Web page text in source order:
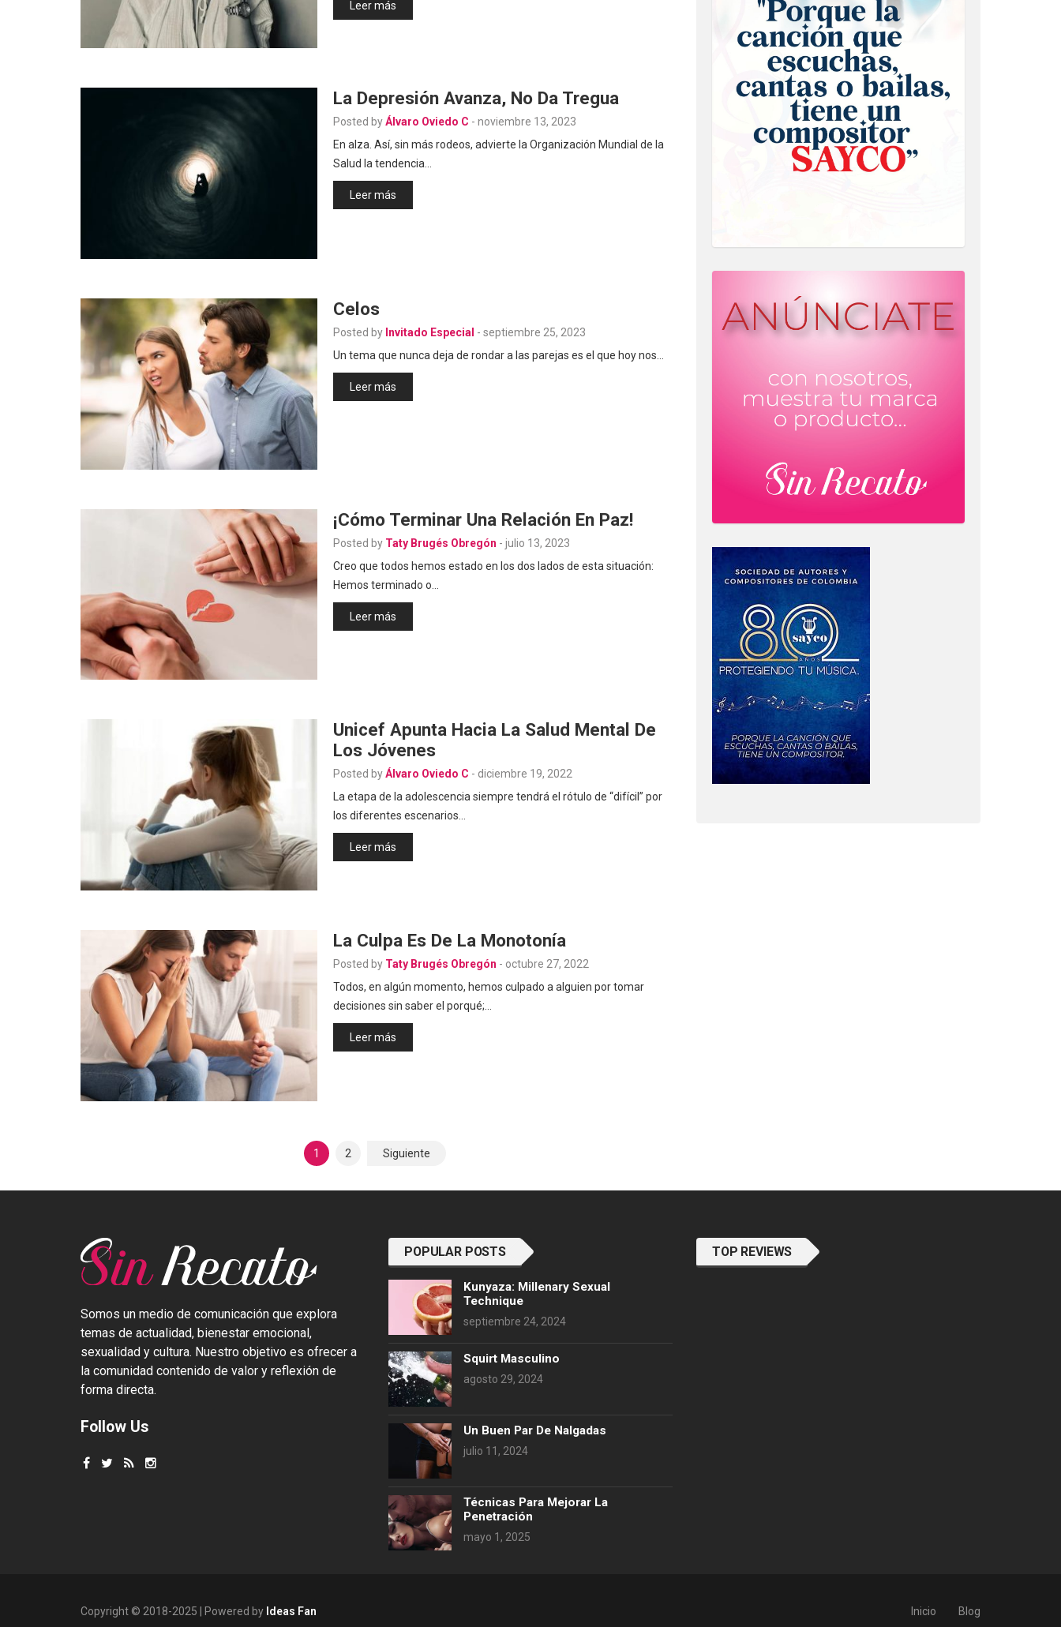
Leer más
La Depresión Avanza, No Da Tregua
Posted byÁlvaro Oviedo C - noviembre 13, 2023
En alza. Así, sin más rodeos, advierte la Organización Mundial de la
Salud la tendencia…
Leer más
Celos
Posted by Invitado Especial - septiembre 25, 2023
Un tema que nunca deja de rondar a las parejas es el que hoy nos…
Leer más
¡Cómo Terminar Una Relación En Paz!
Posted by Taty Brugés Obregón - julio 13, 2023
Creo que todos hemos estado en los dos lados de esta situación:
Hemos terminado o…
Leer más
Unicef Apunta Hacia La Salud Mental De
Los Jóvenes
Posted byÁlvaro Oviedo C - diciembre 19, 2022
La etapa de la adolescencia siempre tendrá el rótulo de “difícil” por
los diferentes escenarios…
Leer más
La Culpa Es De La Monotonía
Posted by Taty Brugés Obregón - octubre 27, 2022
Todos, en algún momento, hemos culpado a alguien por tomar
decisiones sin saber el porqué;…
Leer más
1 2 Siguiente
Somos un medio de comunicación que explora
temas de actualidad, bienestar emocional,
sexualidad y cultura. Nuestro objetivo es ofrecer a
la comunidad contenido de valor y reflexión de
forma directa.
Follow Us
POPULAR POSTS
Kunyaza: Millenary Sexual
Technique
septiembre 24, 2024
Squirt Masculino
agosto 29, 2024
Un Buen Par De Nalgadas
julio 11, 2024
Técnicas Para Mejorar La
Penetración
mayo 1, 2025
TOP REVIEWS
Copyright © 2018-2025 | Powered by Ideas Fan Inicio Blog